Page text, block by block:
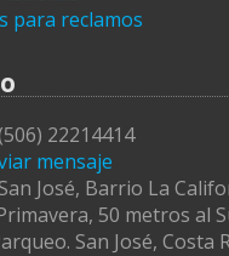
para reclamos
22214414
mensaje
San José, Barrio La
50 metros al
San José, Costa